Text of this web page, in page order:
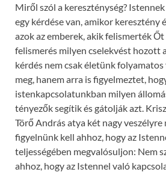
w
Miről szól a kereszténység?
egy kérdése van, amikor
azok az emberek, akik felismerték
felismerés milyen cselekvést hozott
kérdés nem csak életünk
meg, hanem arra is figyelmeztet,
istenkapcsolatunkban milyen
tényezők segítik és gátolják azt.
Törő András atya két nagy
figyelnünk kell ahhoz, hogy az
teljességében megvalósuljon: Nem
ahhoz, hogy az Istennel való